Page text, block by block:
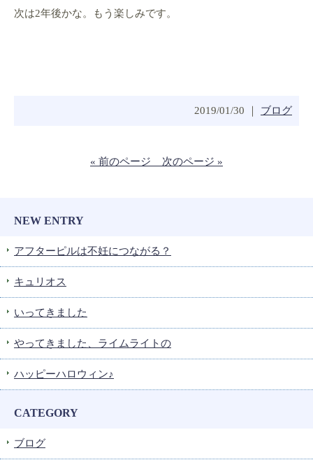
次は2年後かな。もう楽しみです。
2019/01/30 ｜ ブログ
« 前のページ 次のページ »
NEW ENTRY
アフターピルは不妊につながる？
キュリオス
いってきました
やってきました、ライムライトの
ハッピーハロウィン♪
CATEGORY
ブログ